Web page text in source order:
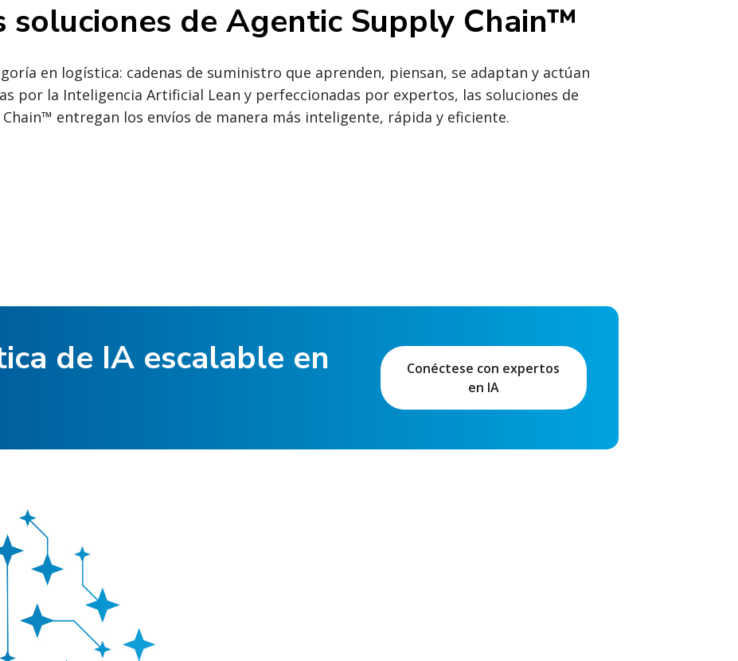
soluciones de Agentic Supply Chain™
en logística: cadenas de suministro que aprenden, piensan, se adaptan y actúan
por la Inteligencia Artificial Lean y perfeccionadas por expertos, las soluciones de
entregan los envíos de manera más inteligente, rápida y eficiente.
de IA escalable en
Conéctese con expertos
en IA